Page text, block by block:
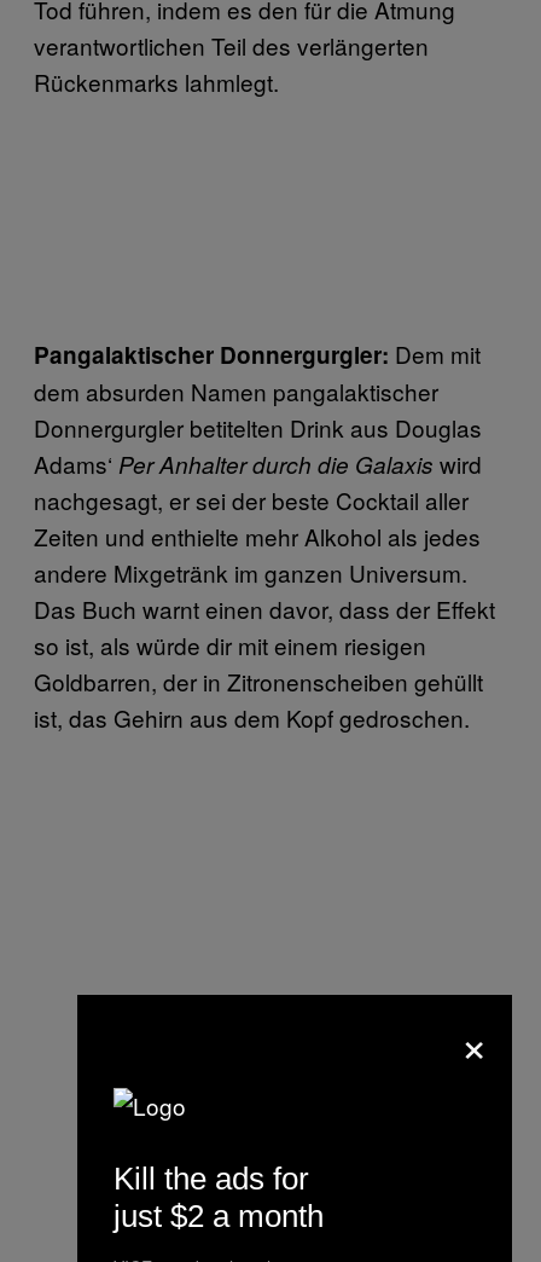
Tod führen, indem es den für die Atmung
verantwortlichen Teil des verlängerten
Rückenmarks lahmlegt.
Pangalaktischer Donnergurgler: Dem mit
dem absurden Namen pangalaktischer
Donnergurgler betitelten Drink aus Douglas
Adams‘ Per Anhalter durch die Galaxis wird
nachgesagt, er sei der beste Cocktail aller
Zeiten und enthielte mehr Alkohol als jedes
andere Mixgetränk im ganzen Universum.
Das Buch warnt einen davor, dass der Effekt
so ist, als würde dir mit einem riesigen
Goldbarren, der in Zitronenscheiben gehüllt
ist, das Gehirn aus dem Kopf gedroschen.
×
Kill the ads for
just $2 a month